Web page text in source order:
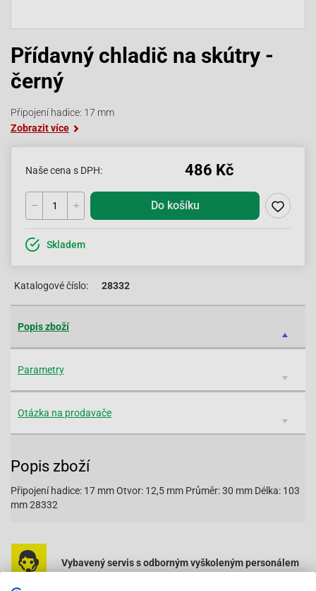
Přídavný chladič na skútry -
černý
Připojení hadice: 17 mm
Zobrazit více
Naše cena s DPH: 486 Kč
Do košíku
Skladem
Katalogové číslo: 28332
Popis zboží
Parametry
Otázka na prodavače
Popis zboží
Připojení hadice: 17 mm Otvor: 12,5 mm Průměr: 30 mm Délka: 103
mm 28332
Vybavený servis s odborným vyškoleným personálem